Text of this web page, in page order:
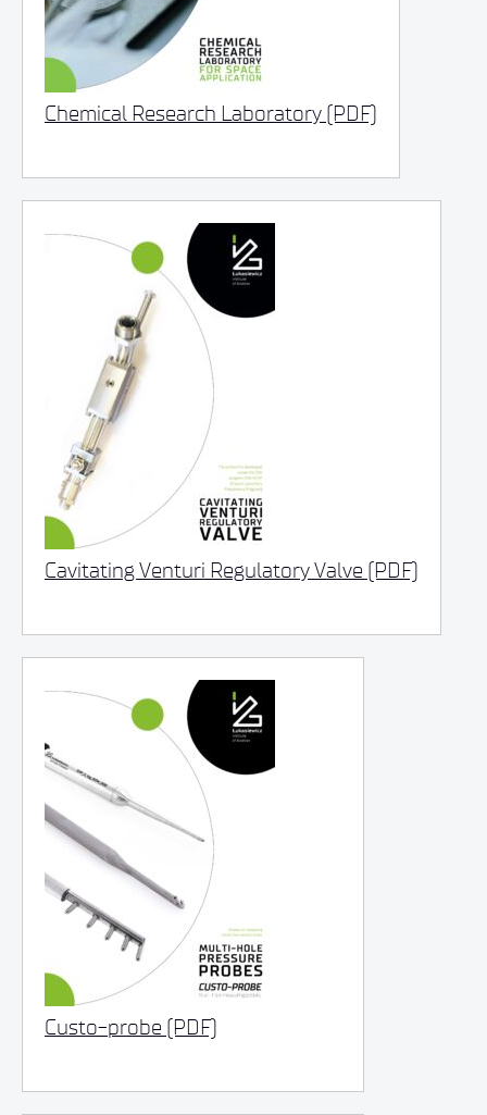
Chemical Research Laboratory (PDF)
Cavitating Venturi Regulatory Valve (PDF)
Custo-probe (PDF)